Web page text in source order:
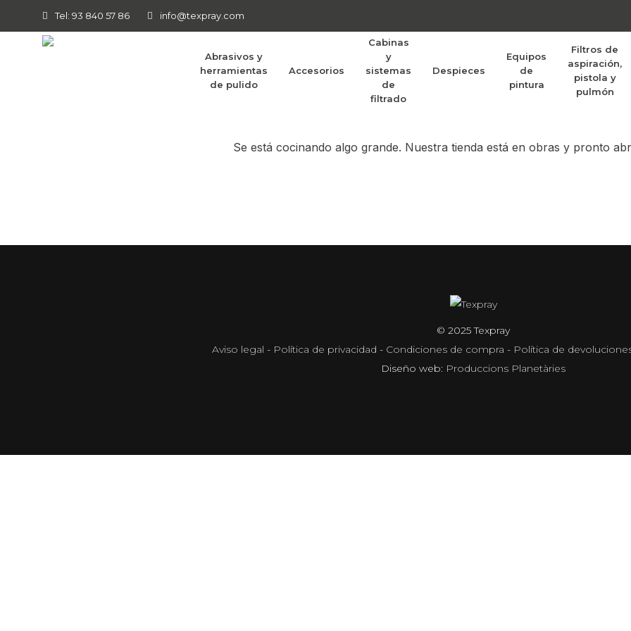
Tel: 93 840 57 86 info@texpray.com
Abrasivos y
herramientas
de pulido
Accesorios
Cabinas
y
sistemas
de
filtrado
Despieces
Equipos
de
pintura
Filtros de
aspiración,
pistola y
pulmón
Tenemos grandes proyectos
Se está cocinando algo grande. Nuestra tienda está en obras y pronto
© 2025 Texpray
Aviso legal - Política de privacidad - Condiciones de compra - Política de
Diseño web: Produccions Planetàries